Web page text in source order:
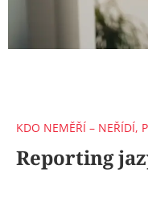
KDO NEMĚŘÍ – NEŘÍDÍ,
Reporting